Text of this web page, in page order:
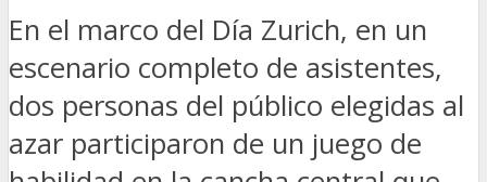
En el marco del Día Zurich, en un
escenario completo de asistentes,
dos personas del público elegidas al
azar participaron de un juego de